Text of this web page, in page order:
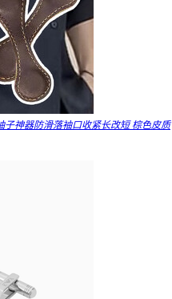
神器防滑落袖口收紧长改短 棕色皮质